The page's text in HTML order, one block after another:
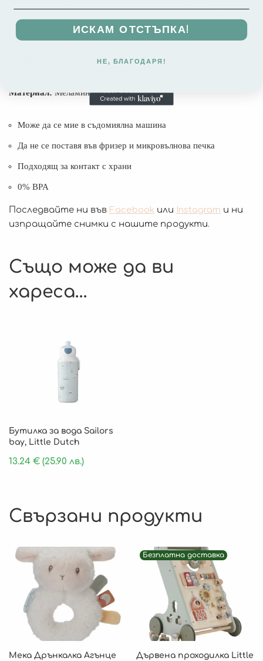
: 17,8×13,2×6
Материал: Меламин (без BPA)
Може да се мие в съдомиялна машина
Да не се поставя във фризер и микровълнова печка
Подходящ за контакт с храни
0% BPA
Последвайте ни във Facebook или Instagram и ни
изпращайте снимки с нашите продукти.
Също може да ви
хареса…
Бутилка за вода Sailors
bay, Little Dutch
13.24 € (25.90 лв.)
Свързани продукти
Мека Дрънкалка Агънце
Безплатна доставка
Дървенa проходилка Little
ИСКАМ ОТСТЪПКА!
НЕ, БЛАГОДАРЯ!